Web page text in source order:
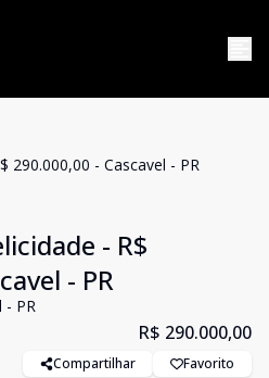
290.000,00 - Cascavel - PR
- R$
- PR
- PR
R$ 290.000,00
Compartilhar Favorito